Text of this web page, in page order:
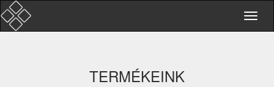
TERMÉKEINK